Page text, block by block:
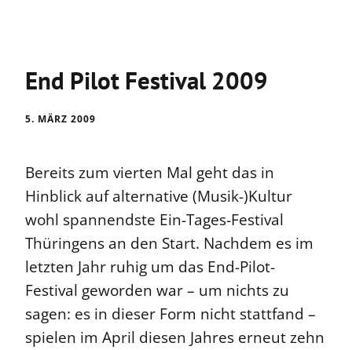
End Pilot Festival 2009
5. MÄRZ 2009
Bereits zum vierten Mal geht das in
Hinblick auf alternative (Musik-)Kultur
wohl spannendste Ein-Tages-Festival
Thüringens an den Start. Nachdem es im
letzten Jahr ruhig um das End-Pilot-
Festival geworden war – um nichts zu
sagen: es in dieser Form nicht stattfand –
spielen im April diesen Jahres erneut zehn